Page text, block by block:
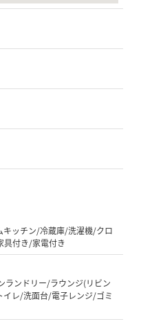
ッチン/冷蔵庫/洗濯機/クロ
付き/家電付き
ランドリー/ラウンジ(リビン
レ/洗面台/電子レンジ/ゴミ